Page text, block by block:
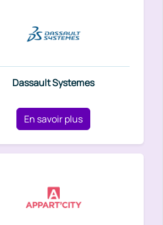
Dassault Systemes
En savoir plus